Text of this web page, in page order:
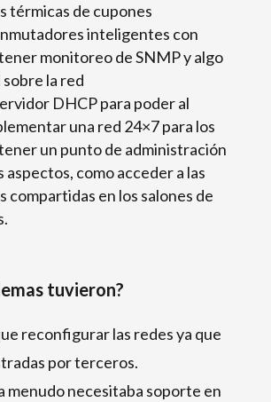
térmicas de cupones
inteligentes con
monitoreo de SNMP y algo
la red
DHCP para poder al
una red 24×7 para los
un punto de administración
aspectos, como acceder a las
compartidas en los salones de
tuvieron?
reconfigurar las redes ya que
por terceros.
menudo necesitaba soporte en